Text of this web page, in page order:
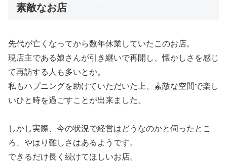
素敵なお店
先代が亡くなってから数年休業していたこのお店。
現店主である娘さんが引き継いで再開し、懐かしさを感じ
て再訪する人も多いとか。
私もハプニングを助けていただいた上、素敵な空間で楽し
いひと時を過ごすことが出来ました。
しかし実際、今の状況で経営はどうなのかと伺ったとこ
ろ、やはり難しさはあるようです。
できるだけ長く続けてほしいお店。